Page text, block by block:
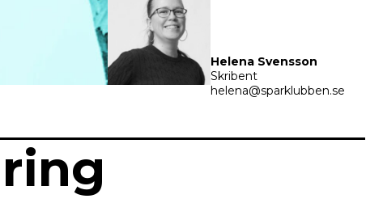
Helena Svensson
Skribent
helena@sparklubben.se